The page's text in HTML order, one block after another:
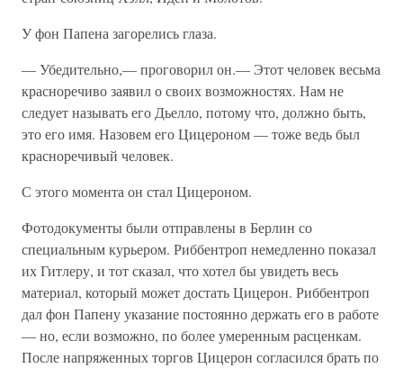
У фон Папена загорелись глаза.
— Убедительно,— проговорил он.— Этот человек весьма
красноречиво заявил о своих возможностях. Нам не
следует называть его Дьелло, потому что, должно быть,
это его имя. Назовем его Цицероном — тоже ведь был
красноречивый человек.
С этого момента он стал Цицероном.
Фотодокументы были отправлены в Берлин со
специальным курьером. Риббентроп немедленно показал
их Гитлеру, и тот сказал, что хотел бы увидеть весь
материал, который может достать Цицерон. Риббентроп
дал фон Папену указание постоянно держать его в работе
— но, если возможно, по более умеренным расценкам.
После напряженных торгов Цицерон согласился брать по